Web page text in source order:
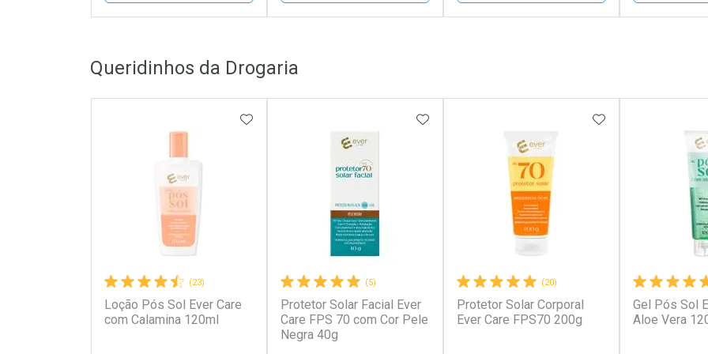
Laboratório
Ativar Desconto
Por Menos Laboratório
Ativar Desconto
Por Menos
Ativar Desconto Ativar
Queridinhos da Drogaria
(23)
Loção Pós Sol Ever Care
com Calamina 120ml
ADICIONAR AOS FAVORITOS
(5)
Protetor Solar Facial Ever
Care FPS 70 com Cor Pele
Negra 40g
ADICIONAR AOS FAVORITOS
(20)
Protetor Solar Corporal
Ever Care FPS70 200g
ADICIONAR AOS
Gel Pós Sol
Aloe Vera